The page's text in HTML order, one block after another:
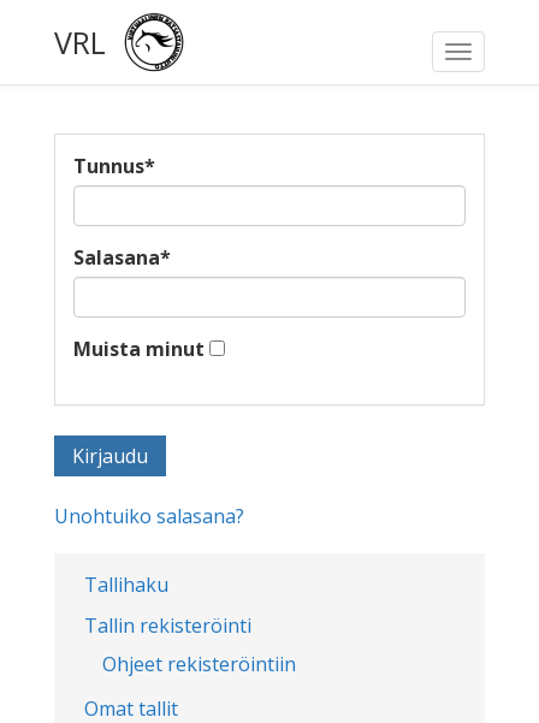
Toggle
VRL
Tallihaku
Tallin rekisteröinti
Ohjeet rekisteröintiin
Omat tallit
Tunnus*
Salasana*
Muista minut
Unohtuiko salasana?